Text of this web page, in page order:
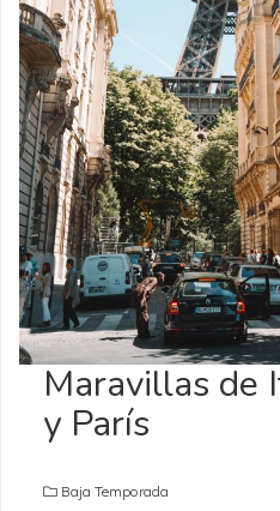
Maravillas de
y París
Baja Temporada